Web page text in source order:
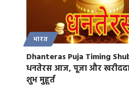
भारत
Dhanteras Puja Timing
धनतेरस आज, पूजा और
शुभ मुहूर्त